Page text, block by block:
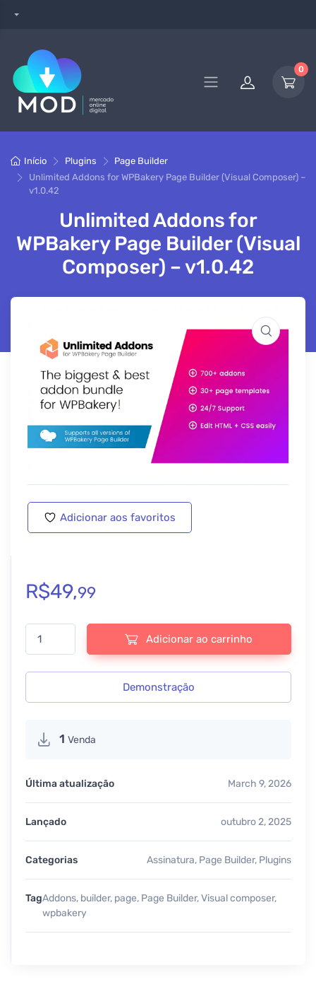
0
Início Plugins
Page Builder
Unlimited Addons for WPBakery Page Builder (Visual Composer) –
v1.0.42
Unlimited Addons for
WPBakery Page Builder (Visual
Composer) – v1.0.42
Adicionar aos favoritos
R$49,99
Unlimited Addons for WPBakery Page Builder (Visual Composer)
Adicionar ao carrinho
Demonstração
1 Venda
Última atualização March 9, 2026
Lançado outubro 2, 2025
Categorias Assinatura, Page Builder, Plugins
TagAddons, builder, page, Page Builder,Visual composer,
wpbakery